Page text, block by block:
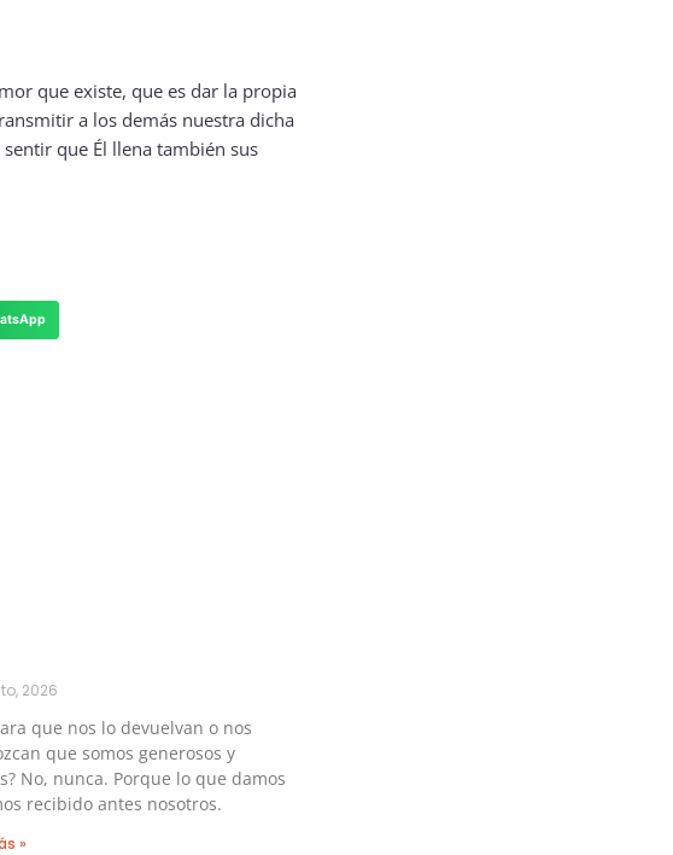
que existe, que es dar la propia
a los demás nuestra dicha
que Él llena también sus
2026
que nos lo devuelvan o nos
que somos generosos y
No, nunca. Porque lo que damos
recibido antes nosotros.
»